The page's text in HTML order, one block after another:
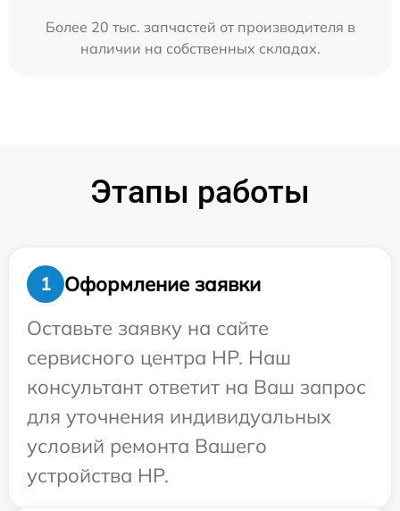
Более 20 тыс. запчастей от производителя в
наличии на собственных складах.
Этапы работы
1
Оформление заявки
Оставьте заявку на сайте
сервисного центра HP. Наш
консультант ответит на Ваш запрос
для уточнения индивидуальных
условий ремонта Вашего
устройства HP.